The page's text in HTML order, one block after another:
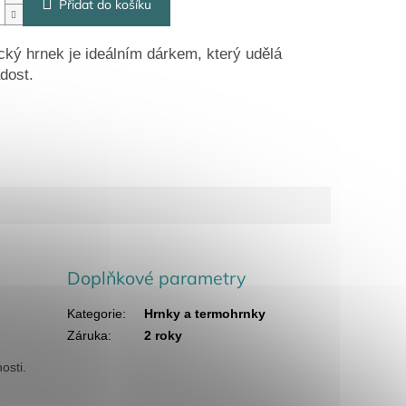
Přidat do košíku
hrnek je ideálním dárkem, který udělá
Doplňkové parametry
Kategorie:
Hrnky a termohrnky
Záruka: 2 roky